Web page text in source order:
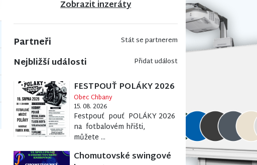
Zobrazit inzeráty
Partneři Stát se partnerem
Nejbližší události Přidat událost
FESTPOUŤ POLÁKY 2026
Obec Chbany
15. 08. 2026
Festpouť pouť POLÁKY 2026
na fotbalovém hřišti,
můžete ...
Chomutovské swingové